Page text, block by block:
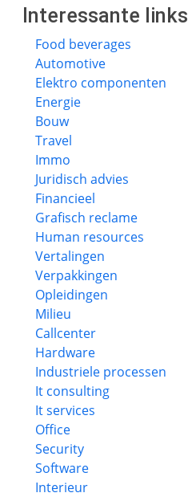
Interessante links
Food beverages
Automotive
Elektro componenten
Energie
Bouw
Travel
Immo
Juridisch advies
Financieel
Grafisch reclame
Human resources
Vertalingen
Verpakkingen
Opleidingen
Milieu
Callcenter
Hardware
Industriele processen
It consulting
It services
Office
Security
Software
Interieur